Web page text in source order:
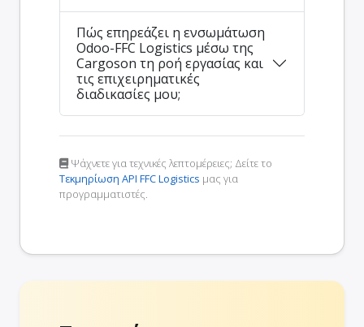
Πώς επηρεάζει η ενσωμάτωση
Odoo-FFC Logistics μέσω της
Cargoson τη ροή εργασίας και
τις επιχειρηματικές
διαδικασίες μου;
Ψάχνετε για τεχνικές λεπτομέρειες; Δείτε το
Τεκμηρίωση API FFC Logistics μας για
προγραμματιστές.